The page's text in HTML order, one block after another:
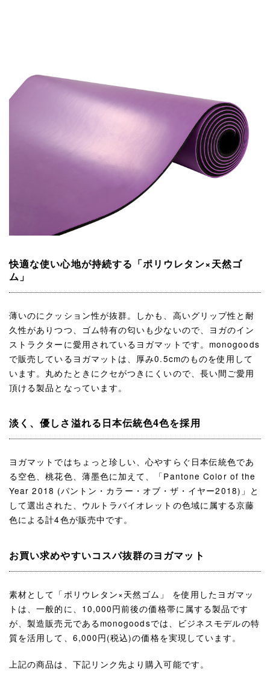
快適な使い心地が持続する「ポリウレタン×天然ゴ
ム」
薄いのにクッション性が抜群。しかも、高いグリップ性と耐
久性がありつつ、ゴム特有の匂いも少ないので、ヨガのイン
ストラクターに愛用されているヨガマットです。monogoods
で販売しているヨガマットは、厚み0.5cmのものを使用して
います。丸めたときにクセがつきにくいので、長い間ご愛用
頂ける製品となっています。
淡く、優しさ溢れる日本伝統色4色を採用
ヨガマットではちょっと珍しい、心やすらぐ日本伝統色であ
る空色、桃花色、薄墨色に加えて、「Pantone Color of the
Year 2018 (パントン・カラー・オブ・ザ・イヤー2018)」と
して選出された、ウルトラバイオレットの色域に属する京藤
色による計4色が販売中です。
お買い求めやすいコスパ抜群のヨガマット
素材として「ポリウレタン×天然ゴム」 を使用したヨガマッ
トは、一般的に、10,000円前後の価格帯に属する製品です
が、製造販売元であるmonogoodsでは、ビジネスモデルの特
質を活用して、6,000円(税込)の価格を実現しています。
上記の商品は、下記リンク先より購入可能です。